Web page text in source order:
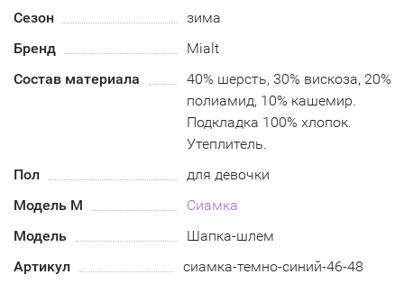
Сезон
зима
Бренд
Mialt
Состав материала
40% шерсть, 30% вискоза, 20%
полиамид, 10% кашемир.
Подкладка 100% хлопок.
Утеплитель.
Пол
для девочки
Модель М
Сиамка
Модель
Шапка-шлем
Артикул
сиамка-темно-синий-46-48